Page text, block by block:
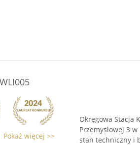
Pokaż więcej >>
Okręgowa Stacja
Przemysłowej 3
stan techniczny i